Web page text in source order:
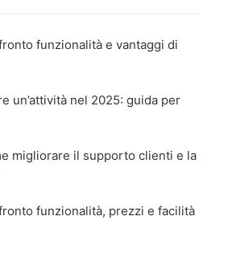
funzionalità e vantaggi di
un’attività nel 2025: guida per
migliorare il supporto clienti e la
funzionalità, prezzi e facilità